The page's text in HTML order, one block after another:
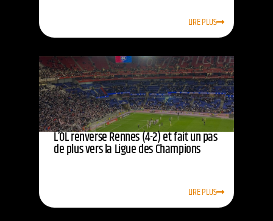
LIRE PLUS
L’OL renverse Rennes (4-2) et fait un pas
de plus vers la Ligue des Champions
LIRE PLUS